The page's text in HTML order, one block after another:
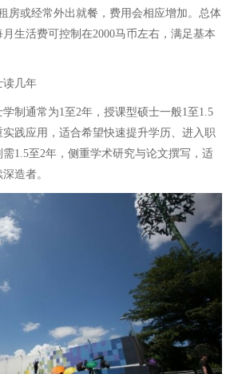
房或经常外出就餐，费用会相应增加。总体
生活费可控制在2000马币左右，满足基本
读几年
制通常为1至2年，授课型硕士一般1至1.5
践应用，适合希望快速提升学历、进入职
1.5至2年，侧重学术研究与论文撰写，适
造者。